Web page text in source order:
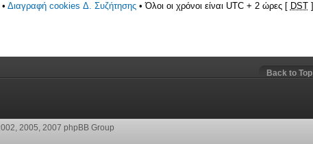
• Διαγραφή cookies Δ. Συζήτησης• Όλοι οι χρόνοι είναι UTC + 2 ώρες [ DST]
Back to Top
2005, 2007 phpBB Group